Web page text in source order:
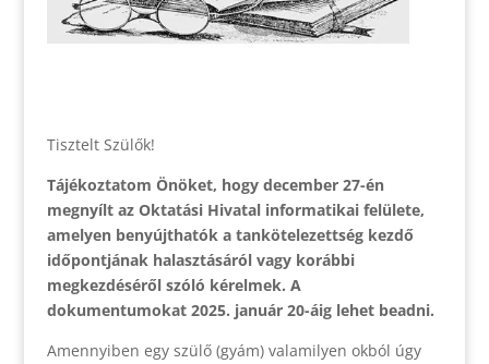
Tisztelt Szülők!
Tájékoztatom Önöket, hogy december 27-én
megnyílt az Oktatási Hivatal informatikai felülete,
amelyen benyújthatók a tankötelezettség kezdő
időpontjának halasztásáról vagy korábbi
megkezdéséről szóló kérelmek. A
dokumentumokat 2025. január 20-áig lehet beadni.
Amennyiben egy szülő (gyám) valamilyen okból úgy